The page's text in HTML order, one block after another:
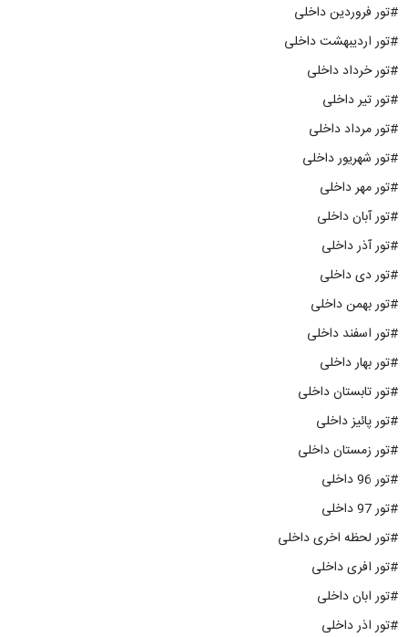
#تور فروردین داخلی
#تور اردیبهشت داخلی
#تور خرداد داخلی
#تور تیر داخلی
#تور مرداد داخلی
#تور شهریور داخلی
#تور مهر داخلی
#تور آبان داخلی
#تور آذر داخلی
#تور دی داخلی
#تور بهمن داخلی
#تور اسفند داخلی
#تور بهار داخلی
#تور تابستان داخلی
#تور پائیز داخلی
#تور زمستان داخلی
#تور 96 داخلی
#تور 97 داخلی
#تور لحظه اخری داخلی
#تور افری داخلی
#تور ابان داخلی
#تور اذر داخلی